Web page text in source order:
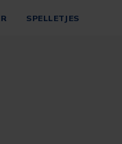
SPELLETJES